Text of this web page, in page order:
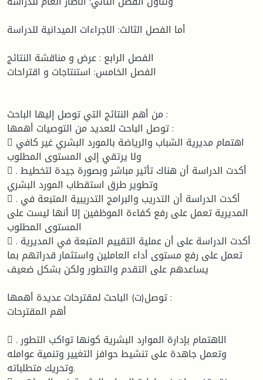
أما الفصل الثالث: الاجراءات الميدانية للدراسة
الفصل الرابع : عرض و مناقشة النتائج
الفصل الخامس: استنتاجات و اقتراحات
من أهم النتائج التي توصل إليها الباحث :
توصل الباحث للعديد من التوصيات أهمها :
 اهتمام مديرية الشباب والرياضة بالمورد البشري غير كافي
ولا يرتقي إلى المستوى المطلوب
 . أكدت الدراسة أن هناك تأثير مباشر وبصورة جيدة لتخطيط
وتطوير طرق استقطاب المورد البشري
 . أكدت الدراسة أن التدريب والبرامج التدريبية المتبعة في
المديرية تعمل على رفع كفاءة الموظفين إلا أنها ليست على
المستوى المطلوب
 . أكدت الدراسة على أن عملية التقييم المتبعة في المديرية
تعمل على رفع مستوى أداء العاملين واستثمار قدراتهم بما
يساعدهم على التقدم والتطور ولكن بشكل ضعيف
توصل(ت) الباحث لمقترحات عديدة أهمها :
أهم المقترحات
 . الاهتمام بإدارة الموارد البشرية كونها تواكب التطور
وتعمل جاهدة على تنشيط حوافز التغيير وتنمية عوامله
وتحريك متطلباته.